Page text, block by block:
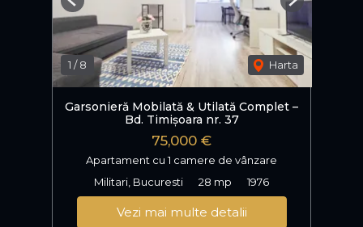
1 /8 Harta
Previous Next
Garsonieră Mobilată & Utilată Complet –
Bd. Timișoara nr. 37
75,000 €
Apartament cu 1 camere de vânzare
Militari, Bucuresti
28 mp 1976
Vezi mai multe detalii